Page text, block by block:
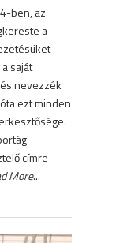
ben, az
a
saját
nevezzék
ezt minden
címre
More...